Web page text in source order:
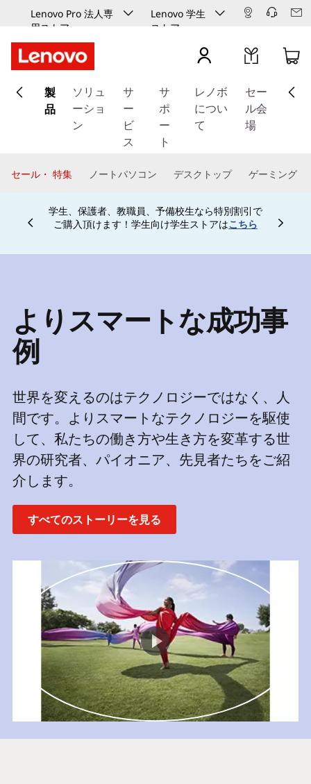
Lenovo Pro 法人専
用ストア
Lenovo 学生
ストア
イ
ン
ッ
製
品
ソリュ
ーショ
ン
サ
ー
ビ
ス
サ
ポ
ー
ト
レノボ
につい
て
セー
ル会
場
セール・ 特集 ノートパソコン デスクトップ ゲーミング
学生、保護者、教職員、予備校生なら特別割引で
ご購入頂けます！学生向け学生ストアはこちら
Currently displaying item 4 of
よりスマートな成功事
例
世界を変えるのはテクノロジーではなく、人
間です。よりスマートなテクノロジーを駆使
して、私たちの働き方や生き方を変革する世
界の研究者、パイオニア、先見者たちをご紹
介します。
すべてのストーリーを見る